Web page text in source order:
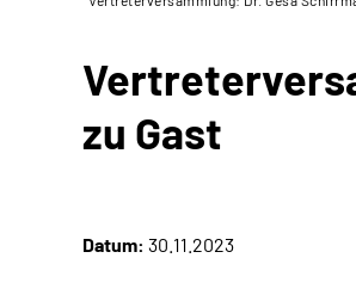
zu Gast
Datum: 30.11.2023